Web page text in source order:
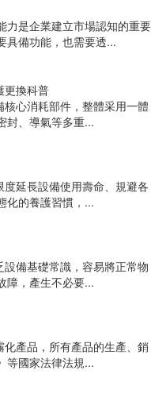
力是企業建立市場認知的重要
具備功能，也需要透...
更換科普
心消耗部件，整體采用一體
封、導氣等多重...
延長設備使用壽命、規避各
化的養護習慣，...
備基礎常識，容易將正常物
障，產生不必要...
產品，所有產品的生產、銷
等國家法律法規...